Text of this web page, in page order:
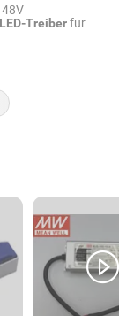
LED-Treiberfür